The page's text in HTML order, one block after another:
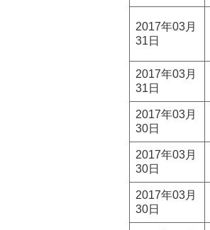
2017年03月
31日
2017年03月
31日
2017年03月
30日
2017年03月
30日
2017年03月
30日